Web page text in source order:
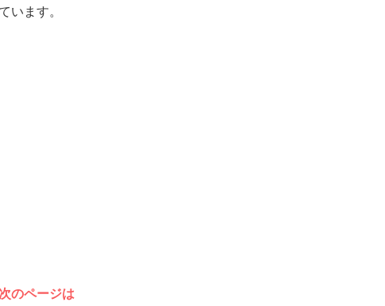
います。
次のページは